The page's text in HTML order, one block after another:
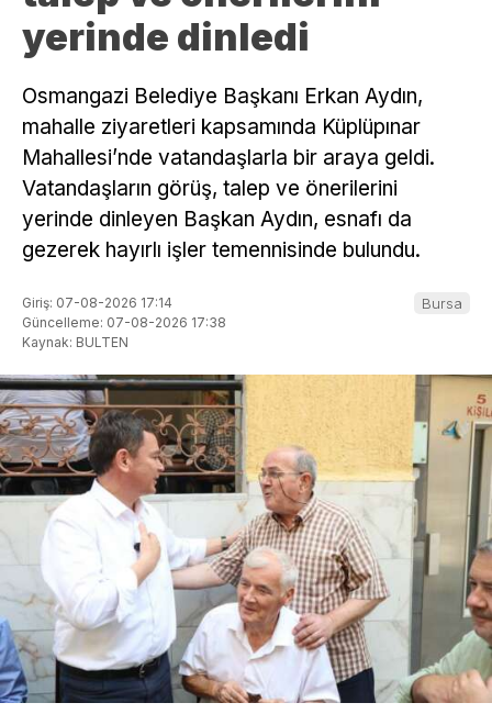
yerinde dinledi
Osmangazi Belediye Başkanı Erkan Aydın,
mahalle ziyaretleri kapsamında Küplüpınar
Mahallesi’nde vatandaşlarla bir araya geldi.
Vatandaşların görüş, talep ve önerilerini
yerinde dinleyen Başkan Aydın, esnafı da
gezerek hayırlı işler temennisinde bulundu.
Giriş: 07-08-2026 17:14
Güncelleme: 07-08-2026 17:38
Kaynak: BULTEN
Bursa